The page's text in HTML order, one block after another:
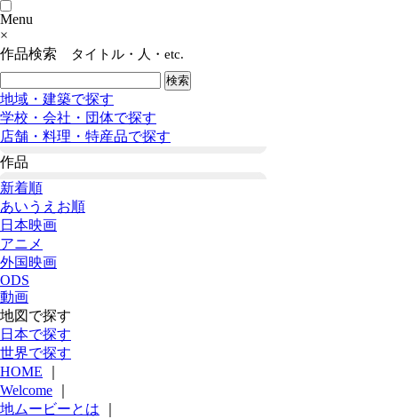
Menu
×
作品検索
タイトル・人・etc.
地域・建築で探す
学校・会社・団体で探す
店舗・料理・特産品で探す
作品
新着順
あいうえお順
日本映画
アニメ
外国映画
ODS
動画
地図で探す
日本で探す
世界で探す
HOME
Welcome
地ムービーとは